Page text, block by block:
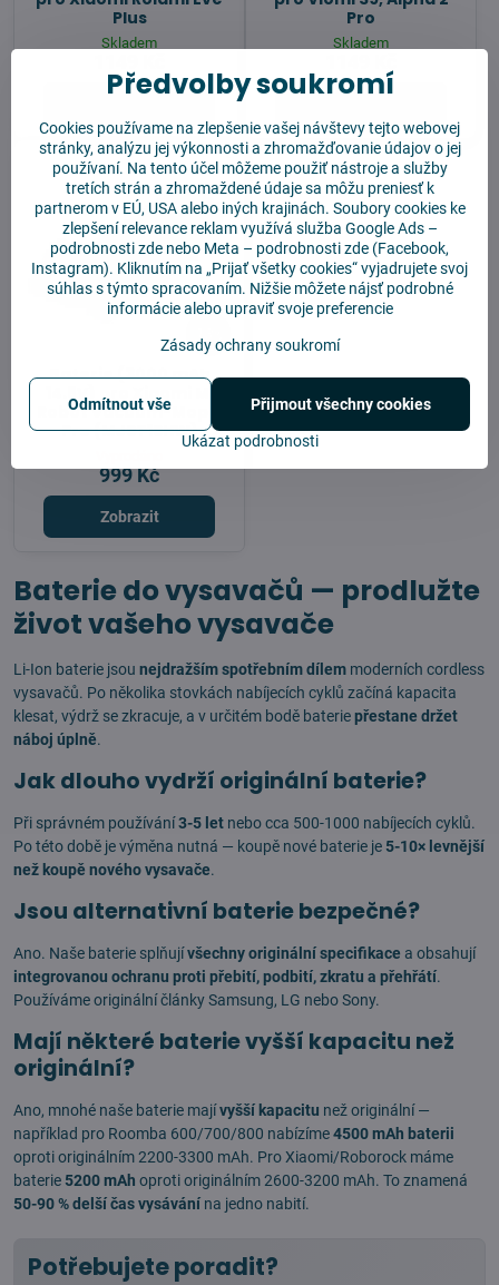
Plus
Skladem
Pro
Skladem
13%
Baterie (3000 mAh
14.8V) pro Xiaomi Mi
Robot Vacuum-Mop 2
Pro (MJST1SHW)
999 Kč
Zobrazit
Baterie do vysavačů — prodlužte
život vašeho vysavače
Li-Ion baterie jsou nejdražším spotřebním dílem moderních cordless
vysavačů. Po několika stovkách nabíjecích cyklů začíná kapacita
klesat, výdrž se zkracuje, a v určitém bodě bateriepřestane držet
náboj úplně.
Jak dlouho vydrží originální baterie?
Při správném používání3-5 let nebo cca 500-1000 nabíjecích cyklů.
Po této době je výměna nutná — koupě nové baterie je 5-10× levnější
než koupě nového vysavače.
Jsou alternativní baterie bezpečné?
Ano. Naše baterie splňujívšechny originální specifikace a obsahují
integrovanou ochranu proti přebití, podbití, zkratu a přehřátí.
Používáme originální články Samsung, LG nebo Sony.
Mají některé baterie vyšší kapacitu než
originální?
Ano, mnohé naše baterie majívyšší kapacitu než originální —
například pro Roomba 600/700/800 nabízíme4500 mAh baterii
oproti originálním 2200-3300 mAh. Pro Xiaomi/Roborock máme
baterie 5200 mAh oproti originálním 2600-3200 mAh. To znamená
50-90 % delší čas vysávání na jedno nabití.
Potřebujete poradit?
Předvolby soukromí
Cookies používame na zlepšenie vašej návštevy tejto webovej
stránky, analýzu jej výkonnosti a zhromažďovanie údajov o jej
používaní. Na tento účel môžeme použiť nástroje a služby
tretích strán a zhromaždené údaje sa môžu preniesť k
partnerom v EÚ, USA alebo iných krajinách. Soubory cookies ke
zlepšení relevance reklam využívá služba Google Ads –
podrobnosti zde nebo Meta – podrobnosti zde (Facebook,
Instagram). Kliknutím na „Prijať všetky cookies“ vyjadrujete svoj
súhlas s týmto spracovaním. Nižšie môžete nájsť podrobné
informácie alebo upraviť svoje preferencie
Zásady ochrany soukromí
Ukázat podrobnosti
Přijmout všechny cookies
Odmítnout vše